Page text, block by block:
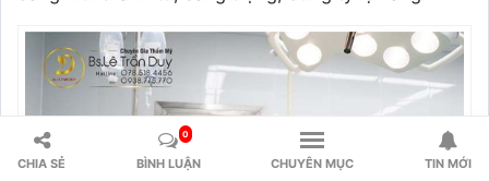
CHIA SẺ
0
BÌNH LUẬN CHUYÊN MỤC TIN MỚI